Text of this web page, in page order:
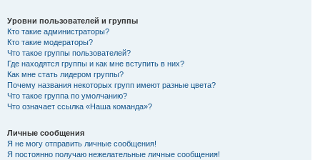
Уровни пользователей и группы
Кто такие администраторы?
Кто такие модераторы?
Что такое группы пользователей?
Где находятся группы и как мне вступить в них?
Как мне стать лидером группы?
Почему названия некоторых групп имеют разные цвета?
Что такое группа по умолчанию?
Что означает ссылка «Наша команда»?
Личные сообщения
Я не могу отправить личные сообщения!
Я постоянно получаю нежелательные личные сообщения!